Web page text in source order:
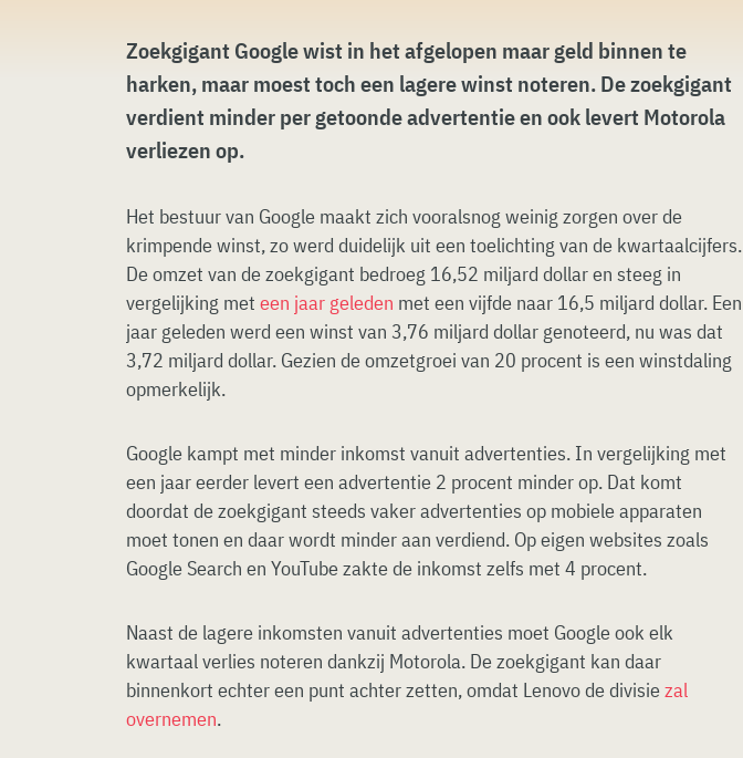
Zoekgigant Google wist in het afgelopen maar geld binnen te
harken, maar moest toch een lagere winst noteren. De zoekgigant
verdient minder per getoonde advertentie en ook levert Motorola
verliezen op.
Het bestuur van Google maakt zich vooralsnog weinig zorgen over de
krimpende winst, zo werd duidelijk uit een toelichting van de kwartaalcijfers.
De omzet van de zoekgigant bedroeg 16,52 miljard dollar en steeg in
vergelijking met een jaar geleden met een vijfde naar 16,5 miljard dollar. Een
jaar geleden werd een winst van 3,76 miljard dollar genoteerd, nu was dat
3,72 miljard dollar. Gezien de omzetgroei van 20 procent is een winstdaling
opmerkelijk.
Google kampt met minder inkomst vanuit advertenties. In vergelijking met
een jaar eerder levert een advertentie 2 procent minder op. Dat komt
doordat de zoekgigant steeds vaker advertenties op mobiele apparaten
moet tonen en daar wordt minder aan verdiend. Op eigen websites zoals
Google Search en YouTube zakte de inkomst zelfs met 4 procent.
Naast de lagere inkomsten vanuit advertenties moet Google ook elk
kwartaal verlies noteren dankzij Motorola. De zoekgigant kan daar
binnenkort echter een punt achter zetten, omdat Lenovo de divisiezal
overnemen.